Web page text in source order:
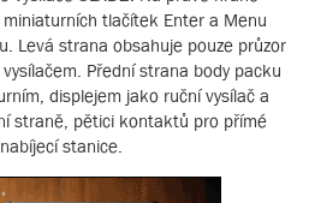
tlačítek Enter a Menu
Levá strana obsahuje pouze průzor
Přední strana body packu
displejem jako ruční vysílač a
straně, pětici kontaktů pro přímé
stanice.